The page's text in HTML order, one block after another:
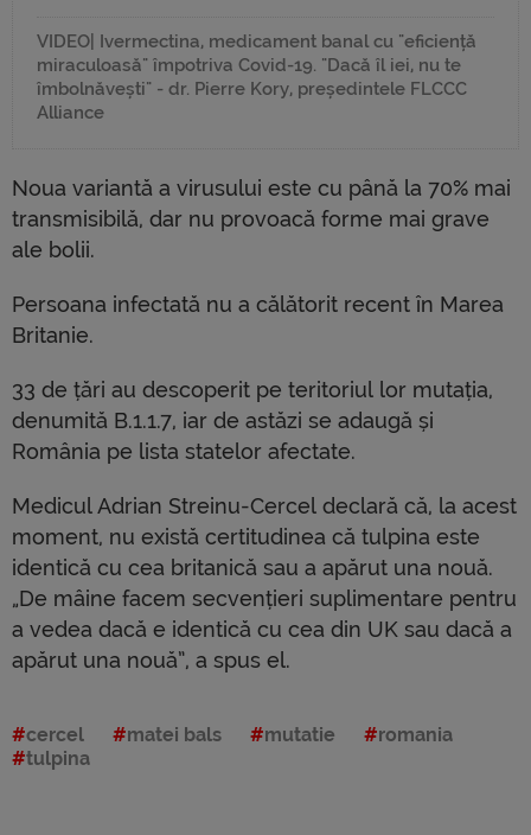
VIDEO| Ivermectina, medicament banal cu "eficiență
miraculoasă" împotriva Covid-19. "Dacă îl iei, nu te
îmbolnăvești" - dr. Pierre Kory, președintele FLCCC
Alliance
Noua variantă a virusului este cu până la 70% mai
transmisibilă, dar nu provoacă forme mai grave
ale bolii.
Persoana infectată nu a călătorit recent în Marea
Britanie.
33 de țări au descoperit pe teritoriul lor mutația,
denumită B.1.1.7, iar de astăzi se adaugă și
România pe lista statelor afectate.
Medicul Adrian Streinu-Cercel declară că, la acest
moment, nu există certitudinea că tulpina este
identică cu cea britanică sau a apărut una nouă.
„De mâine facem secvențieri suplimentare pentru
a vedea dacă e identică cu cea din UK sau dacă a
apărut una nouă”, a spus el.
cercel matei bals mutatie
romania
tulpina